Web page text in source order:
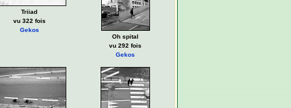
Triiad
vu 322 fois
Gekos
Oh spital
vu 292 fois
Gekos